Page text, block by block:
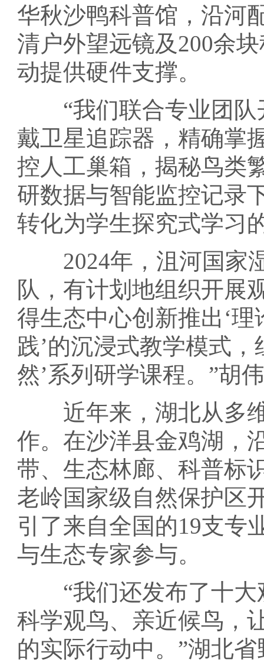
华秋沙鸭科普馆，沿河
清户外望远镜及200余
动提供硬件支撑。
“我们联合专业团队
戴卫星追踪器，精确掌
控人工巢箱，揭秘鸟类
研数据与智能监控记录
转化为学生探究式学习
2024年，沮河国家
队，有计划地组织开展
得生态中心创新推出‘
践’的沉浸式教学模式
然’系列研学课程。”胡
近年来，湖北从多维
作。在沙洋县金鸡湖，
带、生态林廊、科普标
老岭国家级自然保护区
引了来自全国的19支专
与生态专家参与。
“我们还发布了十大
科学观鸟、亲近候鸟，
的实际行动中。”湖北